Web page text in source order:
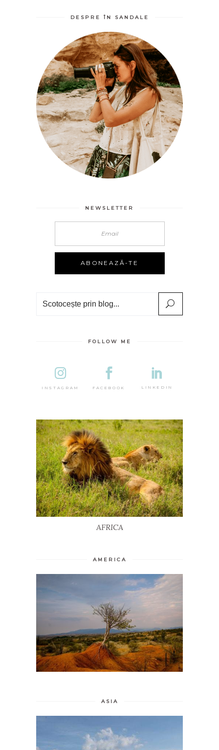
DESPRE ÎN SANDALE
NEWSLETTER
FOLLOW ME
INSTAGRAM FACEBOOK LINKEDIN
AFRICA
AMERICA
ASIA